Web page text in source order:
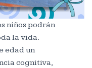
niños podrán
la vida.
edad un
cognitiva,